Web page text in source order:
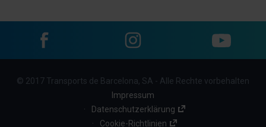
Menu
© 2017 Transports de Barcelona, SA - Alle Rechte vorbehalten
Impressum
Datenschutzerklärung
Cookie-Richtlinien